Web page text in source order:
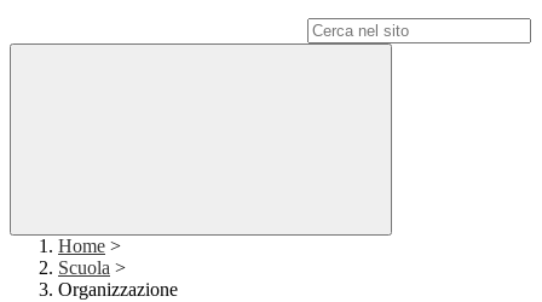
Home >
Scuola >
Organizzazione